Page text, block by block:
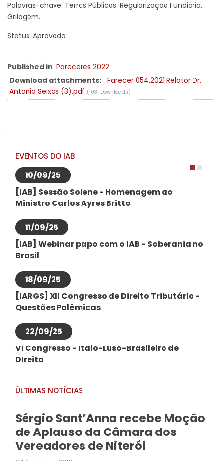
Palavras-chave: Terras Públicas. Regularização Fundiária.
Grilagem.
Status: Aprovado
Published in Pareceres 2022
Download attachments: Parecer 054.2021 Relator Dr.
Antonio Seixas (3).pdf (1031 Downloads)
EVENTOS DO IAB
10/09/25
[IAB] Sessão Solene - Homenagem ao
Ministro Carlos Ayres Britto
11/09/25
[IAB] Webinar papo com o IAB - Soberania no
Brasil
18/09/25
[IARGS] XII Congresso de Direito Tributário -
Questões Polêmicas
22/09/25
VI Congresso - Italo-Luso-Brasileiro de
DIreito
ÚLTIMAS NOTÍCIAS
Sérgio Sant’Anna recebe Moção
de Aplauso da Câmara dos
Vereadores de Niterói